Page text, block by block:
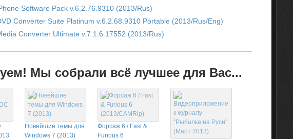
Software Pack v.6.2.76.9310 (2013/Rus)
Converter Suite Platinum v.6.2.68.9310 Portable (2013/Rus/Eng)
Converter Ultimate v.7.1.6.17552 (2013/Rus)
Мы собрали всё лучшее для Вас...
Новейшие темы для
Windows 7 (2013)
Форсаж 6 / Fast &
Furious 6